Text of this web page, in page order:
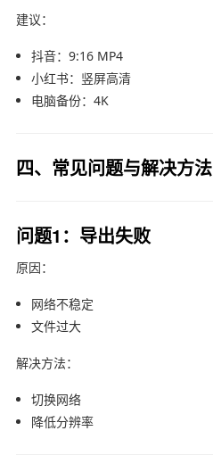
建议：
抖音：9:16 MP4
小红书：竖屏高清
电脑备份：4K
四、常见问题与解决方法
问题1：导出失败
原因：
网络不稳定
文件过大
解决方法：
切换网络
降低分辨率